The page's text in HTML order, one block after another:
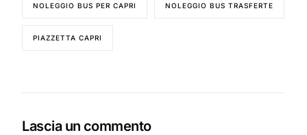
NOLEGGIO BUS PER CAPRI NOLEGGIO BUS TRASFERTE
PIAZZETTA CAPRI
Lascia un commento